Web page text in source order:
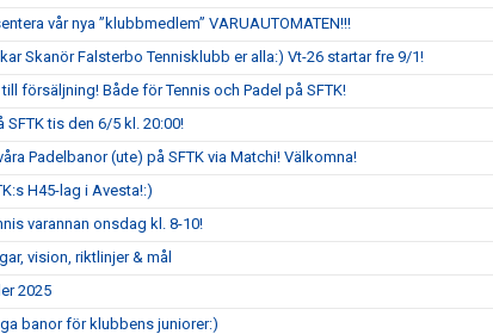
vår nya ”klubbmedlem” VARUAUTOMATEN!!!
Skanör Falsterbo Tennisklubb er alla:) Vt-26 startar fre 9/1!
försäljning! Både för Tennis och Padel på SFTK!
tis den 6/5 kl. 20:00!
Padelbanor (ute) på SFTK via Matchi! Välkomna!
H45-lag i Avesta!:)
varannan onsdag kl. 8-10!
vision, riktlinjer & mål
2025
banor för klubbens juniorer:)